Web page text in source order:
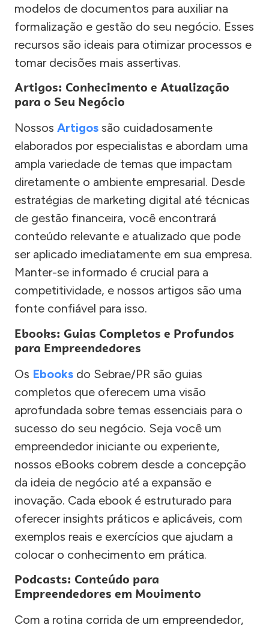
modelos de documentos para auxiliar na
formalização e gestão do seu negócio. Esses
recursos são ideais para otimizar processos e
tomar decisões mais assertivas.
Artigos: Conhecimento e Atualização
para o Seu Negócio
Nossos Artigos são cuidadosamente
elaborados por especialistas e abordam uma
ampla variedade de temas que impactam
diretamente o ambiente empresarial. Desde
estratégias de marketing digital até técnicas
de gestão financeira, você encontrará
conteúdo relevante e atualizado que pode
ser aplicado imediatamente em sua empresa.
Manter-se informado é crucial para a
competitividade, e nossos artigos são uma
fonte confiável para isso.
Ebooks: Guias Completos e Profundos
para Empreendedores
Os Ebooks do Sebrae/PR são guias
completos que oferecem uma visão
aprofundada sobre temas essenciais para o
sucesso do seu negócio. Seja você um
empreendedor iniciante ou experiente,
nossos eBooks cobrem desde a concepção
da ideia de negócio até a expansão e
inovação. Cada ebook é estruturado para
oferecer insights práticos e aplicáveis, com
exemplos reais e exercícios que ajudam a
colocar o conhecimento em prática.
Podcasts: Conteúdo para
Empreendedores em Movimento
Com a rotina corrida de um empreendedor,